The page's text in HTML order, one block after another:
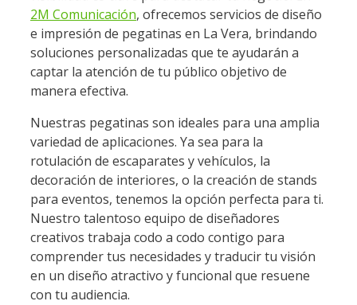
2M Comunicación, ofrecemos servicios de diseño
e impresión de pegatinas en La Vera, brindando
soluciones personalizadas que te ayudarán a
captar la atención de tu público objetivo de
manera efectiva.
Nuestras pegatinas son ideales para una amplia
variedad de aplicaciones. Ya sea para la
rotulación de escaparates y vehículos, la
decoración de interiores, o la creación de stands
para eventos, tenemos la opción perfecta para ti.
Nuestro talentoso equipo de diseñadores
creativos trabaja codo a codo contigo para
comprender tus necesidades y traducir tu visión
en un diseño atractivo y funcional que resuene
con tu audiencia.